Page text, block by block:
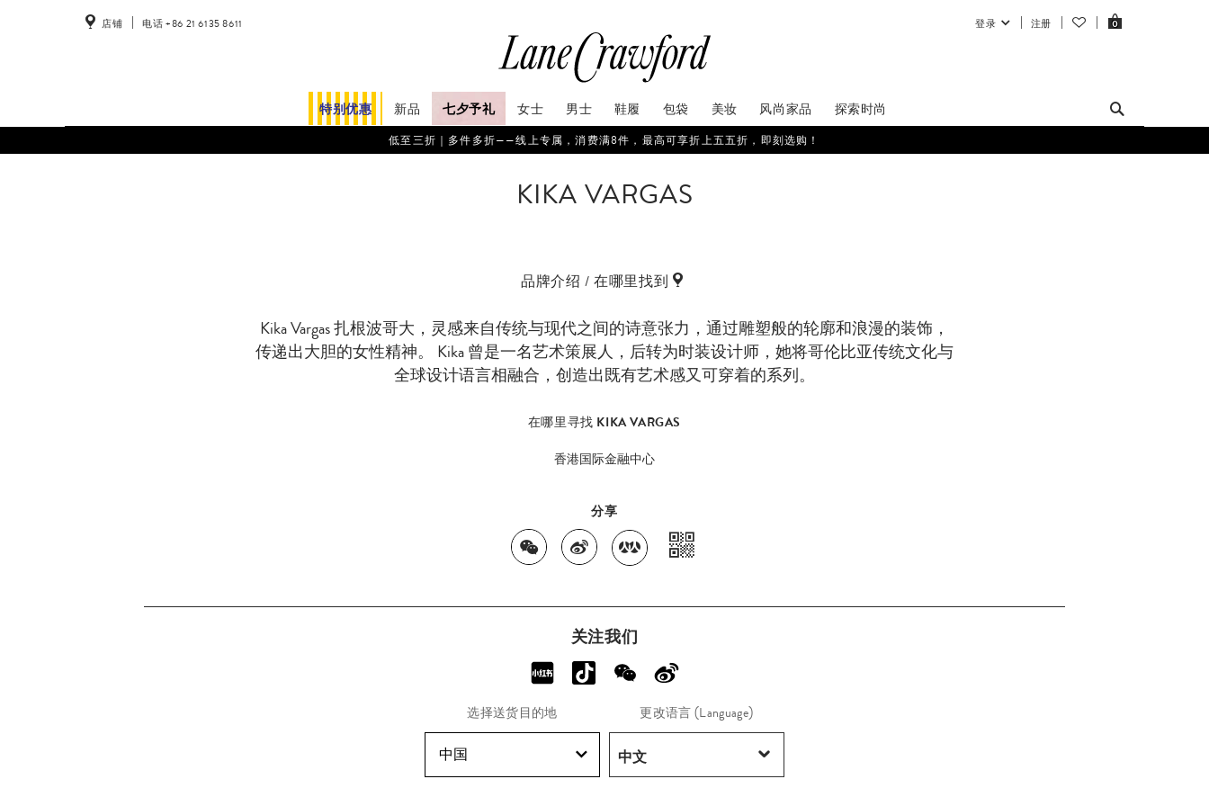
登录 注册 0
店铺 电话 +86 21 6135 8611
特别优惠 新品 七夕予礼 女士 男士 鞋履 包袋 美妆 风尚家品 探索时尚
低至三折｜多件多折——线上专属，消费满8件，最高可享折上五五折，即刻选购！
KIKA VARGAS
品牌介绍 / 在哪里找到
Kika Vargas 扎根波哥大，灵感来自传统与现代之间的诗意张力，通过雕塑般的轮廓和浪漫的装饰，
传递出大胆的女性精神。 Kika 曾是一名艺术策展人，后转为时装设计师，她将哥伦比亚传统文化与
全球设计语言相融合，创造出既有艺术感又可穿着的系列。
在哪里寻找 KIKA VARGAS
香港国际金融中心
分享
关注我们
选择送货目的地
中国
更改语言 (Language)